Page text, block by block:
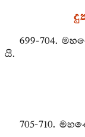
699-704.
යි.
705-710.